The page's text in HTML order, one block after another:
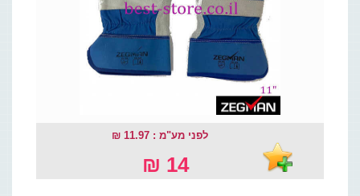
לפני מע"מ : 11.97 ₪
14 ₪